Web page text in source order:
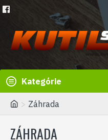
Kategórie
Záhrada
ZÁHRADA